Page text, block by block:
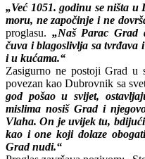
„Već 1051. godinu se ništa
moru, ne započinje i ne
proglasu. „Naš Parac Grad
čuva i blagoslivlja sa tvrđava
i u kućama.“
Zasigurno ne postoji Grad
povezan kao Dubrovnik sa
god pošao u svijet,
mislima nosiš Grad i
Vlaha. On je uvijek tu,
kao i one koji dolaze
Grad nudi.“